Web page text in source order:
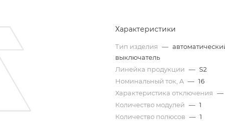
Характеристики
Тип изделия —
выключатель
Линейка продукции — S2
Номинальный ток, A — 16
Характеристика отключения —
Количество модулей — 1
Количество полюсов — 1